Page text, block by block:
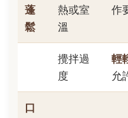
蓬
鬆
熱或室
溫
作
攪拌過
度
輕
允
口